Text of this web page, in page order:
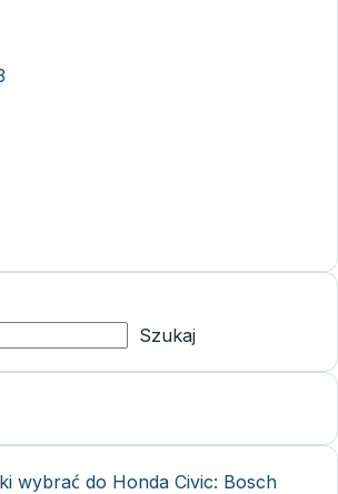
Szukaj
wybrać do Honda Civic: Bosch